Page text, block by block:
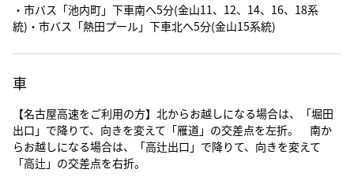
・市バス「池内町」下車南へ5分(金山11、12、14、16、18系
統)・市バス「熱田プール」下車北へ5分(金山15系統)
車
【名古屋高速をご利用の方】北からお越しになる場合は、「堀田
出口」で降りて、向きを変えて「雁道」の交差点を左折。 南か
らお越しになる場合は、「高辻出口」で降りて、向きを変えて
「高辻」の交差点を右折。